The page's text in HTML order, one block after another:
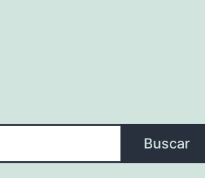
Buscar